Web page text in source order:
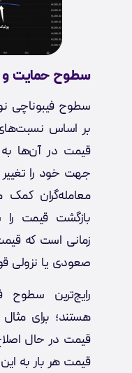
سطوح حمایت و
سطوح فیبوناچی
بر اساس
قیمت در آن‌ها
جهت خود را تغییر
معامله‌گران کمک
بازگشت قیمت را
زمانی است که
صعودی یا نزولی
هستند؛ برای
قیمت در حال
قیمت هر بار به